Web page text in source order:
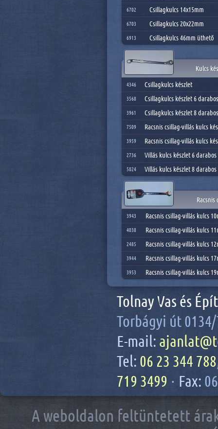
6702 Csillagkulcs 14x15mm
6703 Csillagkulcs 20x22mm
6913 Csillagkulcs 46mm üthető
Kulcs
4346 Csillagkulcs készlet
3568 Csillagkulcs készlet 6
3961 Csillagkulcs készlet 8
7509 Racsnis csillag-villás kulcs
3959 Racsnis csillag-villás kulcs
2736 Villás kulcs készlet 6 darabos
5024 Villás kulcs készlet 8 darabos
Racsnis
3943 Racsnis csillag-villás kulcs
4038 Racsnis csillag-villás kulcs
2485 Racsnis csillag-villás kulcs
3944 Racsnis csillag-villás kulcs
3953 Racsnis csillag-villás kulcs
Tolnay Vas és
Torbágyi út
E-mail:
Tel: 06 23 344 788
719 3499 · Fax:
A weboldalon feltüntetett